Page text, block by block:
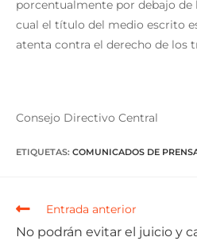
porcentualmente por debajo
cual el título del medio escrito
atenta contra el derecho de los
Consejo Directivo Central
ETIQUETAS: COMUNICADOS DE
Entrada anterior
No podrán evitar el juicio y